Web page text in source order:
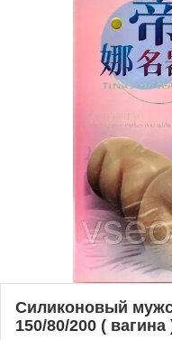
Силиконовый
150/80/200 ( вагина